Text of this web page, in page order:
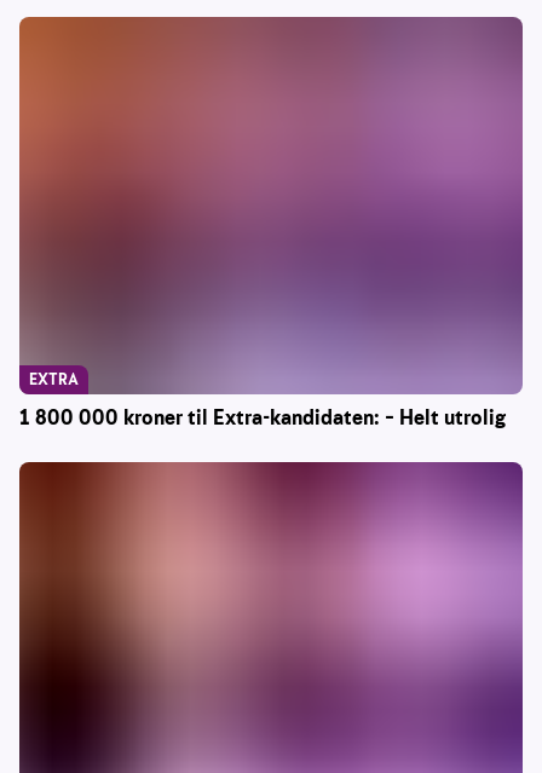
1 800 000 kroner til Extra-kandidaten: – Helt utrolig
EXTRA